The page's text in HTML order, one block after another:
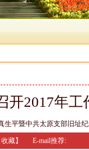
开2017年
生平暨中共太原支部旧址
收藏】 E-mail推荐: